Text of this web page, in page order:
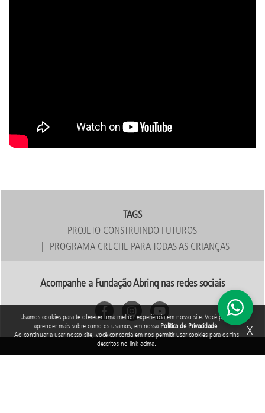
Usamos cookies para te oferecer uma melhor experiência em nosso site. Você pode
aprender mais sobre como os usamos, em nossa Política de Privacidade.
Ao continuar a usar nosso site, você concorda em nos permitir usar cookies para os fins
descritos no link acima.
X
TAGS
PROJETO CONSTRUINDO FUTUROS
PROGRAMA CRECHE PARA TODAS AS CRIANÇAS
Acompanhe a Fundação Abrinq nas redes sociais